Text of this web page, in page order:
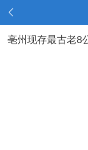
亳州现存最古老8